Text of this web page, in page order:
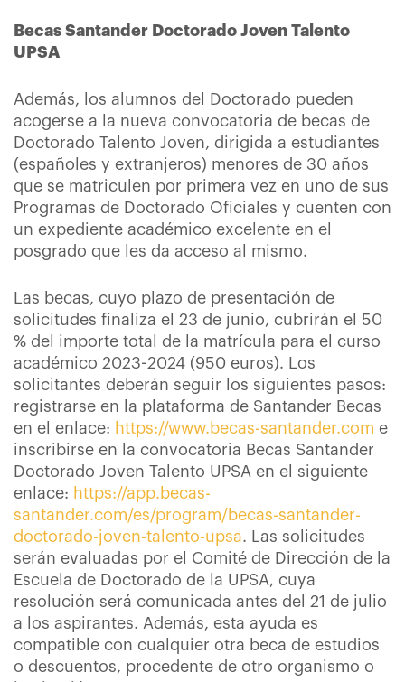
Becas Santander Doctorado Joven Talento
UPSA
Además, los alumnos del Doctorado pueden
acogerse a la nueva convocatoria de becas de
Doctorado Talento Joven, dirigida a estudiantes
(españoles y extranjeros) menores de 30 años
que se matriculen por primera vez en uno de sus
Programas de Doctorado Oficiales y cuenten con
un expediente académico excelente en el
posgrado que les da acceso al mismo.
Las becas, cuyo plazo de presentación de
solicitudes finaliza el 23 de junio, cubrirán el 50
% del importe total de la matrícula para el curso
académico 2023-2024 (950 euros). Los
solicitantes deberán seguir los siguientes pasos:
registrarse en la plataforma de Santander Becas
en el enlace: https://www.becas-santander.com e
inscribirse en la convocatoria Becas Santander
Doctorado Joven Talento UPSA en el siguiente
enlace: https://app.becas-
santander.com/es/program/becas-santander-
doctorado-joven-talento-upsa. Las solicitudes
serán evaluadas por el Comité de Dirección de la
Escuela de Doctorado de la UPSA, cuya
resolución será comunicada antes del 21 de julio
a los aspirantes. Además, esta ayuda es
compatible con cualquier otra beca de estudios
o descuentos, procedente de otro organismo o